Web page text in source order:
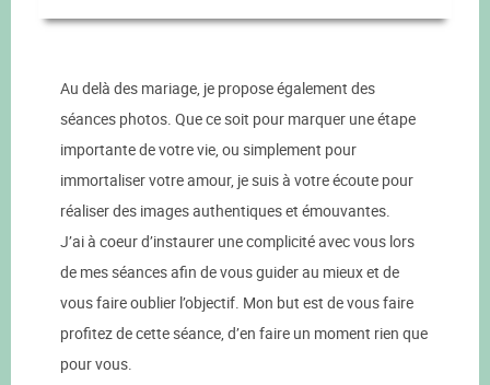
Au delà des mariage, je propose également des
séances photos. Que ce soit pour marquer une étape
importante de votre vie, ou simplement pour
immortaliser votre amour, je suis à votre écoute pour
réaliser des images authentiques et émouvantes.
J’ai à coeur d’instaurer une complicité avec vous lors
de mes séances afin de vous guider au mieux et de
vous faire oublier l’objectif. Mon but est de vous faire
profitez de cette séance, d’en faire un moment rien que
pour vous.